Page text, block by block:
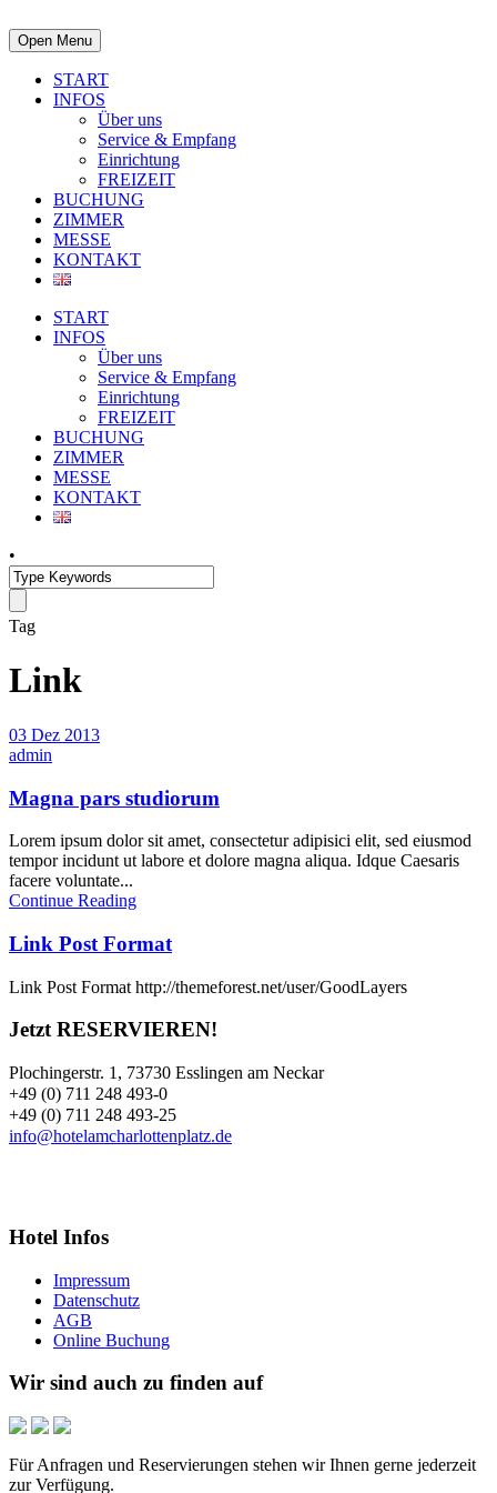
Open Menu
START
INFOS
Über uns
Service & Empfang
Einrichtung
FREIZEIT
BUCHUNG
ZIMMER
MESSE
KONTAKT
START
INFOS
Über uns
Service & Empfang
Einrichtung
FREIZEIT
BUCHUNG
ZIMMER
MESSE
KONTAKT
•
Tag
Link
03 Dez 2013
admin
Magna pars studiorum
Lorem ipsum dolor sit amet, consectetur adipisici elit, sed eiusmod
tempor incidunt ut labore et dolore magna aliqua. Idque Caesaris
facere voluntate...
Continue Reading
Link Post Format
Link Post Format http://themeforest.net/user/GoodLayers
Jetzt RESERVIEREN!
Plochingerstr. 1, 73730 Esslingen am Neckar
+49 (0) 711 248 493-0
+49 (0) 711 248 493-25
info@hotelamcharlottenplatz.de
Hotel Infos
Impressum
Datenschutz
AGB
Online Buchung
Wir sind auch zu finden auf
Für Anfragen und Reservierungen stehen wir Ihnen gerne jederzeit
zur Verfügung.